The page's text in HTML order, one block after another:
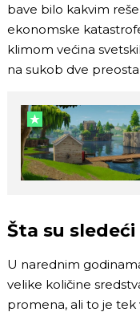
bave bilo kakvim
ekonomske
klimom većina
na sukob dve
Šta su sledeći
U narednim
velike količine
promena, ali to je